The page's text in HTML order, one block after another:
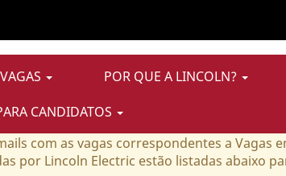
POR QUE A LINCOLN?
CANDIDATOS
Vagas em
com as vagas correspondentes a Vagas
por Lincoln Electric estão listadas abaixo